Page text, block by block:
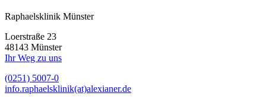
Raphaelsklinik Münster
Loerstraße 23
48143 Münster
Ihr Weg zu uns
(0251) 5007-0
info.raphaelsklinik(at)alexianer.de